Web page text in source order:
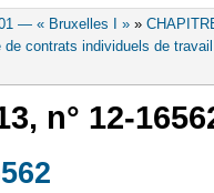
— « Bruxelles I » »
contrats individuels de
n° 12-